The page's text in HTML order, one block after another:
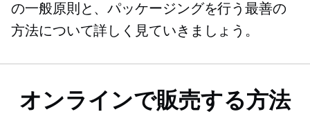
の一般原則と、パッケージングを行う最善の
方法について詳しく見ていきましょう。
オンラインで販売する方法